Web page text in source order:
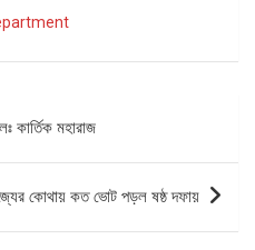
কার্তিক মহারাজ
কোথায় কত ভোট পড়ল ষষ্ঠ দফায়